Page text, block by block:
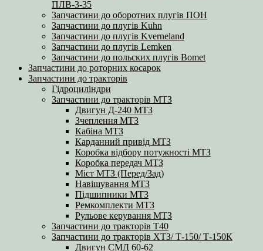
ПЛВ-3-35
Запчастини до оборотних плугів ПОН
Запчастини до плугів Kuhn
Запчастини до плугів Kverneland
Запчастини до плугів Lemken
Запчастини до польских плугів Bomet
Запчастини до роторних косарок
Запчастини до тракторів
Гідроциліндри
Запчастини до тракторів МТЗ
Двигун Д-240 МТЗ
Зчеплення МТЗ
Кабіна МТЗ
Карданний привід МТЗ
Коробка відбору потужності МТЗ
Коробка передач МТЗ
Міст МТЗ (Перед/Зад)
Навішування МТЗ
Підшипники МТЗ
Ремкомплекти МТЗ
Рульове керування МТЗ
Запчастини до тракторів Т40
Запчастини до тракторів ХТЗ/ Т-150/ Т-150К
Двигун СМД 60-62